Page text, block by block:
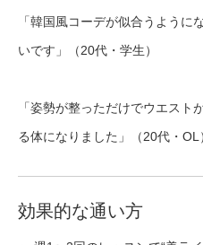
「韓国風コーデが似合うように
いです」（20代・学生）
「姿勢が整っただけでウエスト
る体になりました」（20代・OL
効果的な通い方